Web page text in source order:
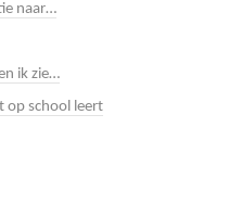
naar…
ik zie…
op school leert